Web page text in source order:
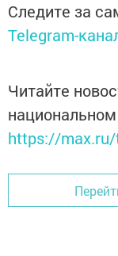
Следите за
Telegram-
Читайте
https://